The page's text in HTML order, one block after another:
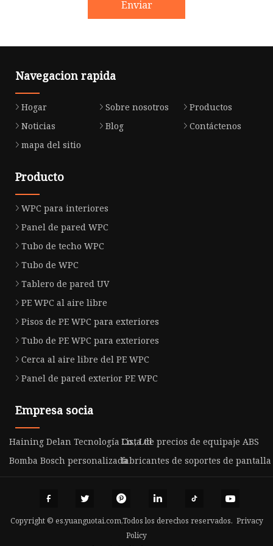
Enviar
Navegacion rapida
Hogar Sobre nosotros
Productos
Noticias
Blog
Contáctenos
mapa del sitio
Producto
WPC para interiores
Panel de pared WPC
Tubo de techo WPC
Tubo de WPC
Tablero de pared UV
PE WPC al aire libre
Pisos de PE WPC para exteriores
Tubo de PE WPC para exteriores
Cerca al aire libre del PE WPC
Panel de pared exterior PE WPC
Empresa socia
Haining Delan Tecnología Co., LtdLista de precios de equipaje ABS
Bomba Bosch personalizadafabricantes de soportes de
Copyright © es.yuanguotai.com,Todos los derechos reservados. Privacy
Policy